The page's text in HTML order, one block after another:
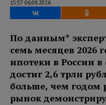
15:57 06.08.2026
По данным*
семь месяцев 2026
ипотеки в России
достиг 2,6 трлн
больше, чем годом
рынок